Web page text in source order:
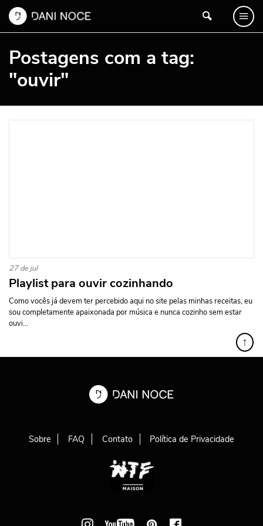
Postagens com a tag:
"ouvir"
27 de jul
Playlist para ouvir cozinhando
Como vocês já devem ter percebido aqui no site pelas minhas receitas, eu
sou completamente apaixonada por música e nunca cozinho sem estar
ouvi...
↑
Sobre FAQ Contato Política de Privacidade